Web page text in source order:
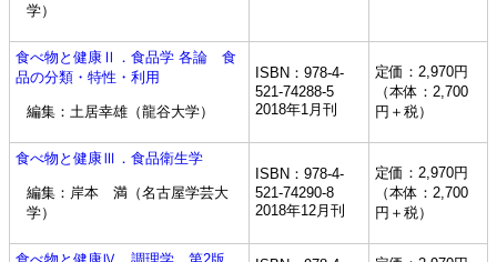
学）
食べ物と健康Ⅱ．食品学 各論 食
品の分類・特性・利用
編集：土居幸雄（龍谷大学）
ISBN：978-4-
521-74288-5
2018年1月刊
定価：2,970円
（本体：2,700
円＋税）
食べ物と健康Ⅲ．食品衛生学
編集：岸本 満（名古屋学芸大
学）
ISBN：978-4-
521-74290-8
2018年12月刊
定価：2,970円
（本体：2,700
円＋税）